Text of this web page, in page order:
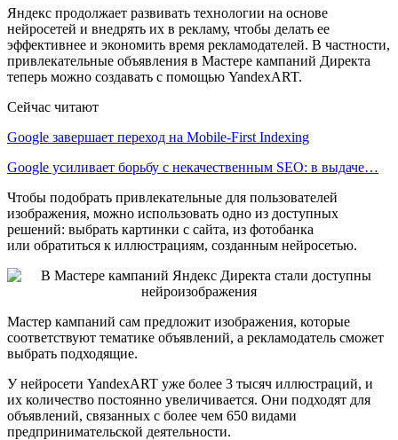
Яндекс продолжает развивать технологии на основе
нейросетей и внедрять их в рекламу, чтобы делать ее
эффективнее и экономить время рекламодателей. В частности,
привлекательные объявления в Мастере кампаний Директа
теперь можно создавать с помощью YandexART.
Сейчас читают
Google завершает переход на Mobile-First Indexing
Google усиливает борьбу с некачественным SEO: в выдаче…
Чтобы подобрать привлекательные для пользователей
изображения, можно использовать одно из доступных
решений: выбрать картинки с сайта, из фотобанка
или обратиться к иллюстрациям, созданным нейросетью.
Мастер кампаний сам предложит изображения, которые
соответствуют тематике объявлений, а рекламодатель сможет
выбрать подходящие.
У нейросети YandexART уже более 3 тысяч иллюстраций, и
их количество постоянно увеличивается. Они подходят для
объявлений, связанных с более чем 650 видами
предпринимательской деятельности.